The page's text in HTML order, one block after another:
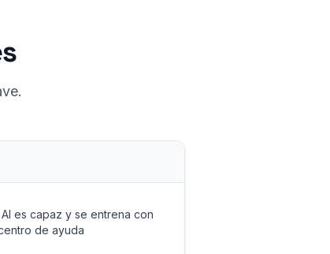
es capaz y se entrena con
de ayuda